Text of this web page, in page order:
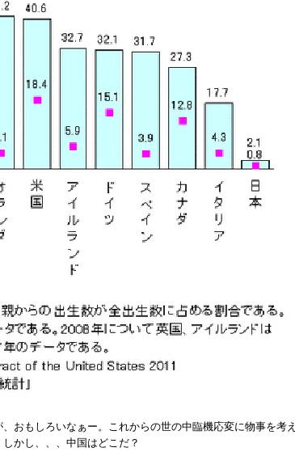
おもしろいなぁー。これからの世の中臨機応変に物事を考え
かし、、、中国はどこだ？